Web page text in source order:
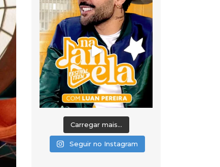
Carregar mais...
Seguir no Instagram